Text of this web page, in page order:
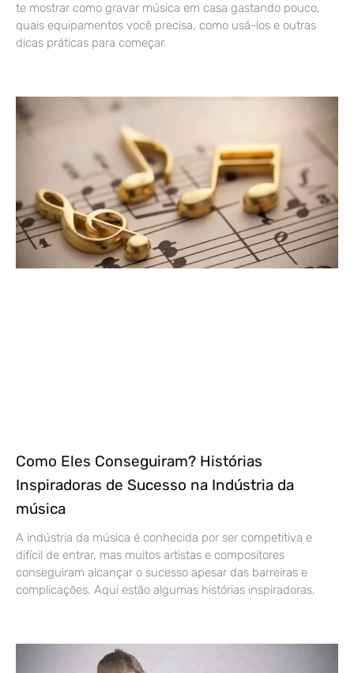
te mostrar como gravar música em casa gastando pouco,
quais equipamentos você precisa, como usá-los e outras
dicas práticas para começar.
Como Eles Conseguiram? Histórias
Inspiradoras de Sucesso na Indústria da
música
A indústria da música é conhecida por ser competitiva e
difícil de entrar, mas muitos artistas e compositores
conseguiram alcançar o sucesso apesar das barreiras e
complicações. Aqui estão algumas histórias inspiradoras.